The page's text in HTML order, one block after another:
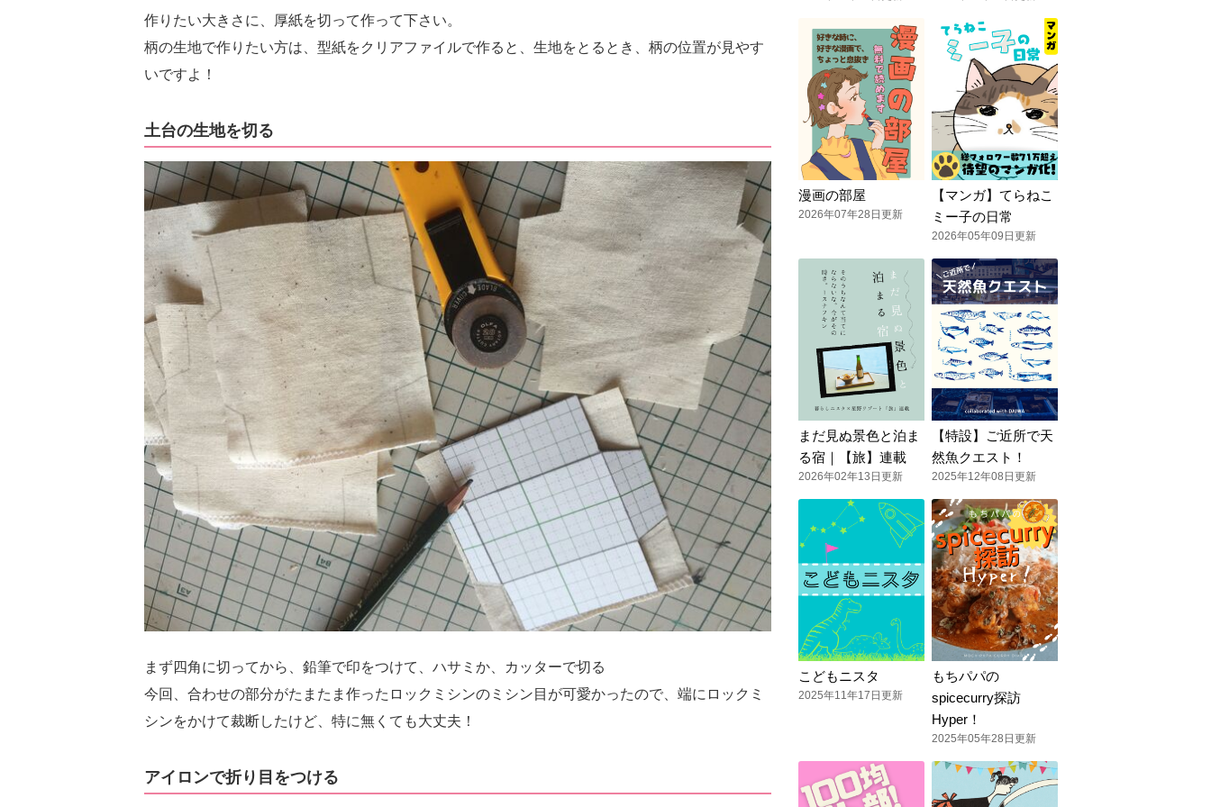
作りたい大きさに、厚紙を切って作って下さい。
柄の生地で作りたい方は、型紙をクリアファイルで作ると、生地をとるとき、柄の位置が見やす
いですよ！
土台の生地を切る
まず四角に切ってから、鉛筆で印をつけて、ハサミか、カッターで切る
今回、合わせの部分がたまたま作ったロックミシンのミシン目が可愛かったので、端にロックミ
シンをかけて裁断したけど、特に無くても大丈夫！
アイロンで折り目をつける
漫画の部屋
2026年07年28日更新
【マンガ】てらねこ
ミー子の日常
2026年05年09日更新
まだ見ぬ景色と泊ま
る宿｜【旅】連載
2026年02年13日更新
【特設】ご近所で天
然魚クエスト！
2025年12年08日更新
こどもニスタ
2025年11年17日更新
もちパパの
spicecurry探訪
Hyper！
2025年05年28日更新